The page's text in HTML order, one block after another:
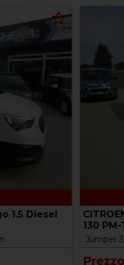
CITROEN Jumper
130 PM-TM Furgone
Jumper 33 BlueHDi
Prezzo